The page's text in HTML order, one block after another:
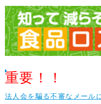
重要！！
法人会を騙る不審なメール